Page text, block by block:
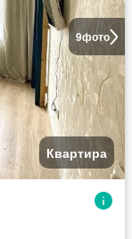
9фото
Квартира